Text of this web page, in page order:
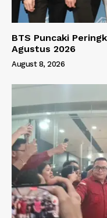
BTS Puncaki
Agustus 2026
August 8, 2026